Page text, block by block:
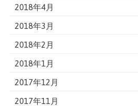
2018年4月
2018年3月
2018年2月
2018年1月
2017年12月
2017年11月